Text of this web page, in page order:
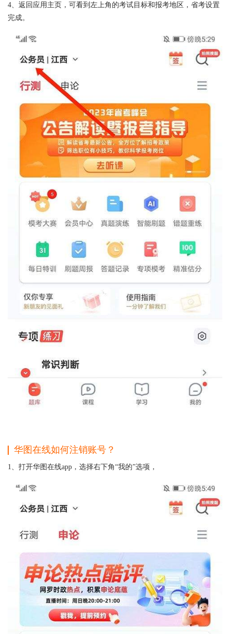
4、返回应用主页，可看到左上角的考试目标和报考地区，省考设置
完成。
华图在线如何注销账号？
1、打开华图在线app，选择右下角“我的”选项，